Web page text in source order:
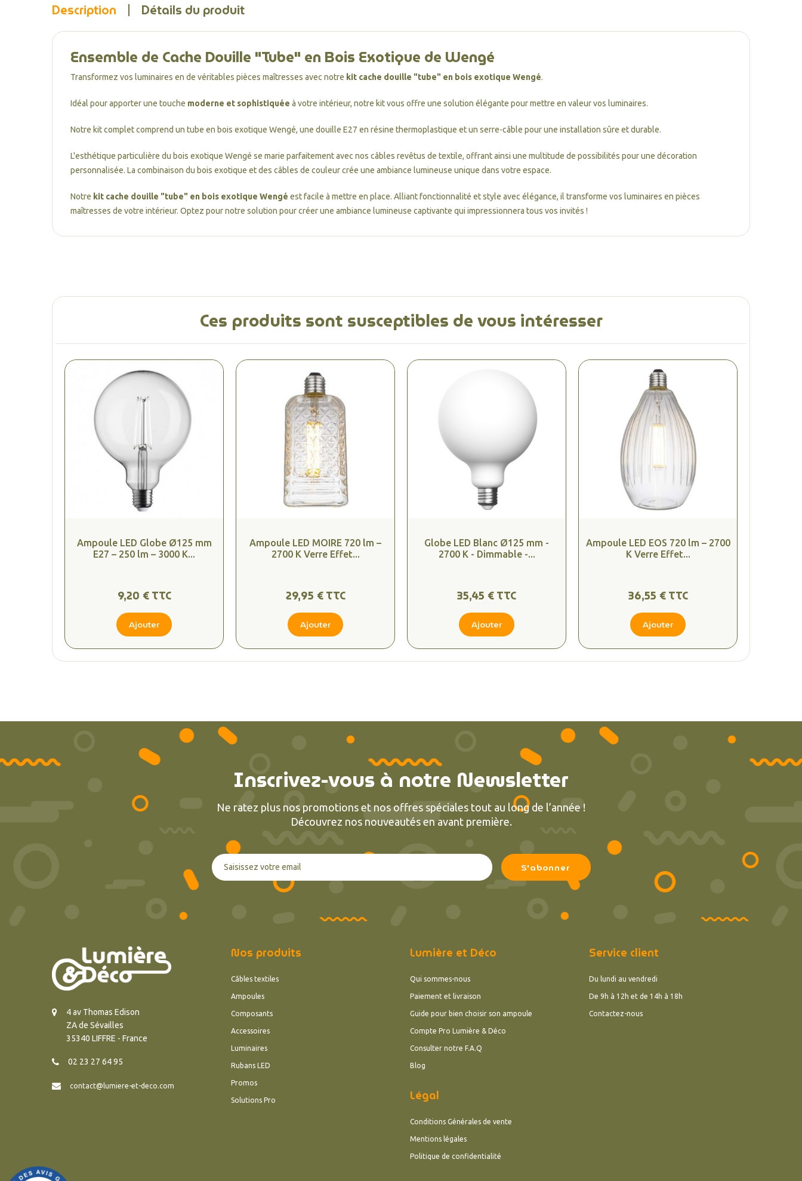
Description Détails du produit
Ensemble de Cache Douille "Tube" en Bois Exotique de Wengé
Transformez vos luminaires en de véritables pièces maîtresses avec notre kit cache douille "tube" en bois exotique Wengé.
Idéal pour apporter une touche moderne et sophistiquée à votre intérieur, notre kit vous offre une solution élégante pour mettre en valeur vos luminaires.
Notre kit complet comprend un tube en bois exotique Wengé, une douille E27 en résine thermoplastique et un serre-câble pour une installation sûre et durable.
L'esthétique particulière du bois exotique Wengé se marie parfaitement avec nos câbles revêtus de textile, offrant ainsi une multitude de possibilités pour une décoration
personnalisée. La combinaison du bois exotique et des câbles de couleur crée une ambiance lumineuse unique dans votre espace.
Notre kit cache douille "tube" en bois exotique Wengé est facile à mettre en place. Alliant fonctionnalité et style avec élégance, il transforme vos luminaires en pièces
maîtresses de votre intérieur. Optez pour notre solution pour créer une ambiance lumineuse captivante qui impressionnera tous vos invités !
Ces produits sont susceptibles de vous intéresser
Ampoule LED Globe Ø125 mm
E27 – 250 lm – 3000 K...
9,20 € TTC
Ajouter
Ampoule LED MOIRE 720 lm –
2700 K Verre Effet...
29,95 € TTC
Ajouter
Globe LED Blanc Ø125 mm -
2700 K - Dimmable -...
35,45 € TTC
Ajouter
Ampoule LED EOS 720 lm – 2700
K Verre Effet...
36,55 € TTC
Ajouter
Inscrivez-vous à notre Newsletter
Ne ratez plus nos promotions et nos offres spéciales tout au long de l’année !
Découvrez nos nouveautés en avant première.
4 av Thomas Edison
ZA de Sévailles
35340 LIFFRE - France
02 23 27 64 95
contact@lumiere-et-deco.com
Nos produits
Câbles textiles
Ampoules
Composants
Accessoires
Luminaires
Rubans LED
Promos
Solutions Pro
Lumière et Déco
Qui sommes-nous
Paiement et livraison
Guide pour bien choisir son ampoule
Compte Pro Lumière & Déco
Consulter notre F.A.Q
Blog
Légal
Conditions Générales de vente
Mentions légales
Politique de confidentialité
Service client
Du lundi au vendredi
De 9h à 12h et de 14h à 18h
Contactez-nous